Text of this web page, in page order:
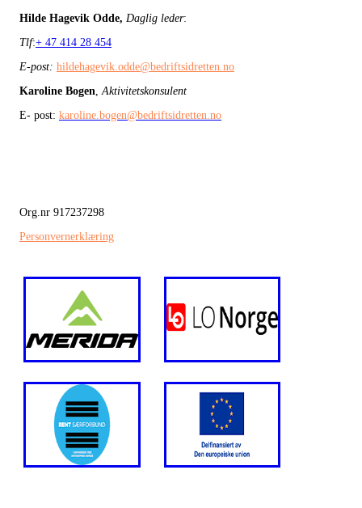
Hilde Hagevik Odde, Daglig leder:
Tlf:+ 47 414 28 454
E-post: hildehagevik.odde@bedriftsidretten.no
Karoline Bogen,Aktivitetskonsulent
E- post: karoline.bogen@bedriftsidretten.no
Org.nr 917237298
Personvernerklæring